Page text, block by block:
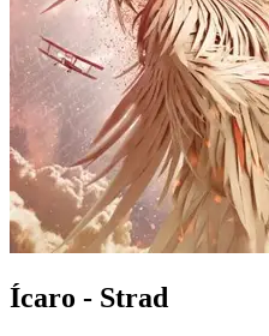
Ícaro - Strad